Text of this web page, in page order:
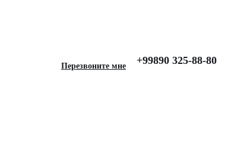
+99890 325-88-80
Перезвоните мне